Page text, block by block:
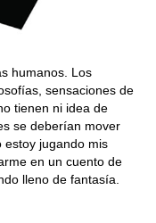
humanos. Los
sensaciones de
tienen ni idea de
se deberían mover
estoy jugando mis
en un cuento de
lleno de fantasía.